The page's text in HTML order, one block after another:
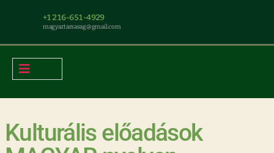
+1 216-651-4929
magyar.tarsasag@gmail.com
Kulturális előadások